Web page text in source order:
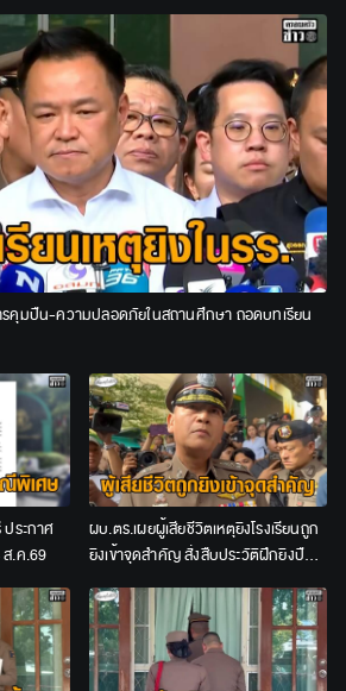
รคุมปืน-ความปลอดภัยในสถานศึกษา ถอดบทเรียน
ระกาศ
.ค.69
ผบ.ตร.เผยผู้เสียชีวิตเหตุยิงโรงเรียนถูก
ยิงเข้าจุดสำคัญ สั่งสืบประวัติฝึกยิงปืน
ก่อนก่อเหตุ